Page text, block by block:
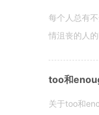
每个人总有
情沮丧的人
too和
关于too和